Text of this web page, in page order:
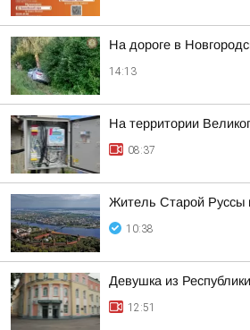
На дороге в
14:13
На территории
08:37
Житель Старой Руссы
10:38
Девушка из
12:51